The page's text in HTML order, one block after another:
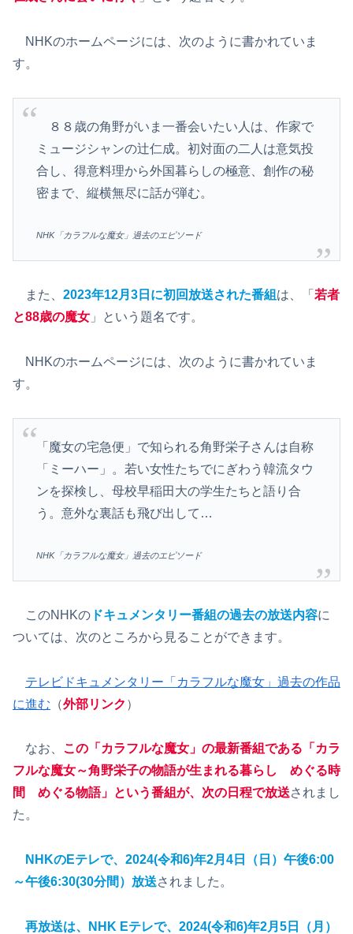
NHKのホームページには、次のように書かれていま
す。
８８歳の角野がいま一番会いたい人は、作家で
ミュージシャンの辻仁成。初対面の二人は意気投
合し、得意料理から外国暮らしの極意、創作の秘
密まで、縦横無尽に話が弾む。
NHK「カラフルな魔女」過去のエピソード
また、 2023年12月3日に初回放送された番組 は、「 若者
と88歳の魔女 」という題名です。
NHKのホームページには、次のように書かれていま
す。
「魔女の宅急便」で知られる角野栄子さんは自称
「ミーハー」。若い女性たちでにぎわう韓流タウ
ンを探検し、母校早稲田大の学生たちと語り合
う。意外な裏話も飛び出して…
NHK「カラフルな魔女」過去のエピソード
このNHKの ドキュメンタリー番組の過去の放送内容に
ついては、次のところから見ることができます。
テレビドキュメンタリー「カラフルな魔女」過去の作品
に進む （外部リンク ）
なお、 この「カラフルな魔女」の最新番組である「カラ
フルな魔女～角野栄子の物語が生まれる暮らし めぐる時
間 めぐる物語」という番組が、次の日程で放送されまし
た。
NHKのEテレで、2024(令和6)年2月4日（日）午後6:00
～午後6:30(30分間）放送されました。
再放送は、NHK Eテレで、2024(令和6)年2月5日（月）